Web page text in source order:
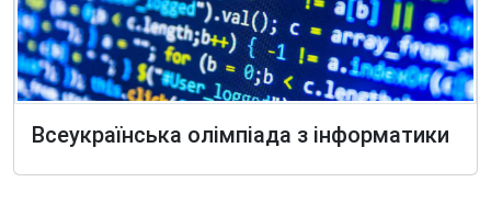
Всеукраїнська олiмпiада з iнформатики